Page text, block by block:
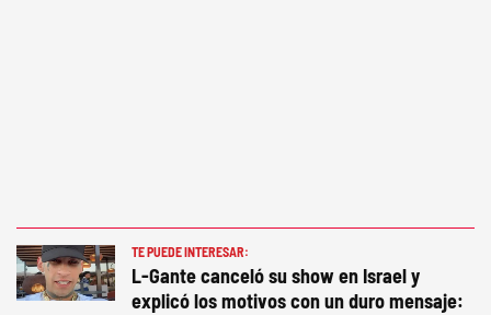
TE PUEDE INTERESAR:
L-Gante canceló su show en Israel y
explicó los motivos con un duro mensaje: